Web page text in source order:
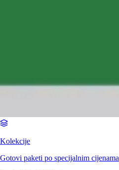
Kolekcije
Gotovi paketi po specijalnim cijenama